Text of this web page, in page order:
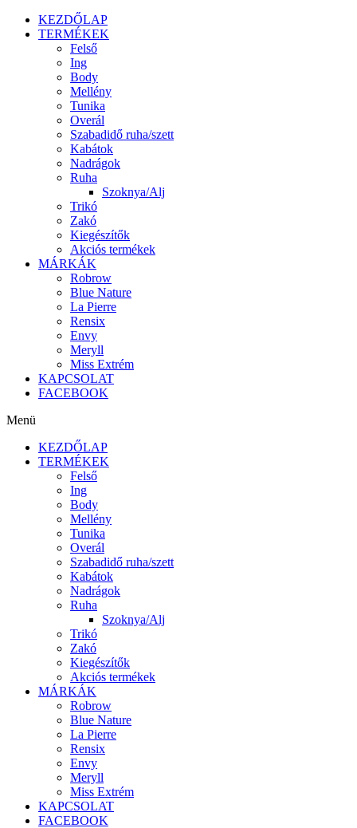
KEZDŐLAP
TERMÉKEK
Felső
Ing
Body
Mellény
Tunika
Overál
Szabadidő ruha/szett
Kabátok
Nadrágok
Ruha
Szoknya/Alj
Trikó
Zakó
Kiegészítők
Akciós termékek
MÁRKÁK
Robrow
Blue Nature
La Pierre
Rensix
Envy
Meryll
Miss Extrém
KAPCSOLAT
FACEBOOK
Menü
KEZDŐLAP
TERMÉKEK
Felső
Ing
Body
Mellény
Tunika
Overál
Szabadidő ruha/szett
Kabátok
Nadrágok
Ruha
Szoknya/Alj
Trikó
Zakó
Kiegészítők
Akciós termékek
MÁRKÁK
Robrow
Blue Nature
La Pierre
Rensix
Envy
Meryll
Miss Extrém
KAPCSOLAT
FACEBOOK